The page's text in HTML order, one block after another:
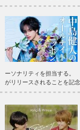
ーソナリティを担当する。
がリリースされることを記